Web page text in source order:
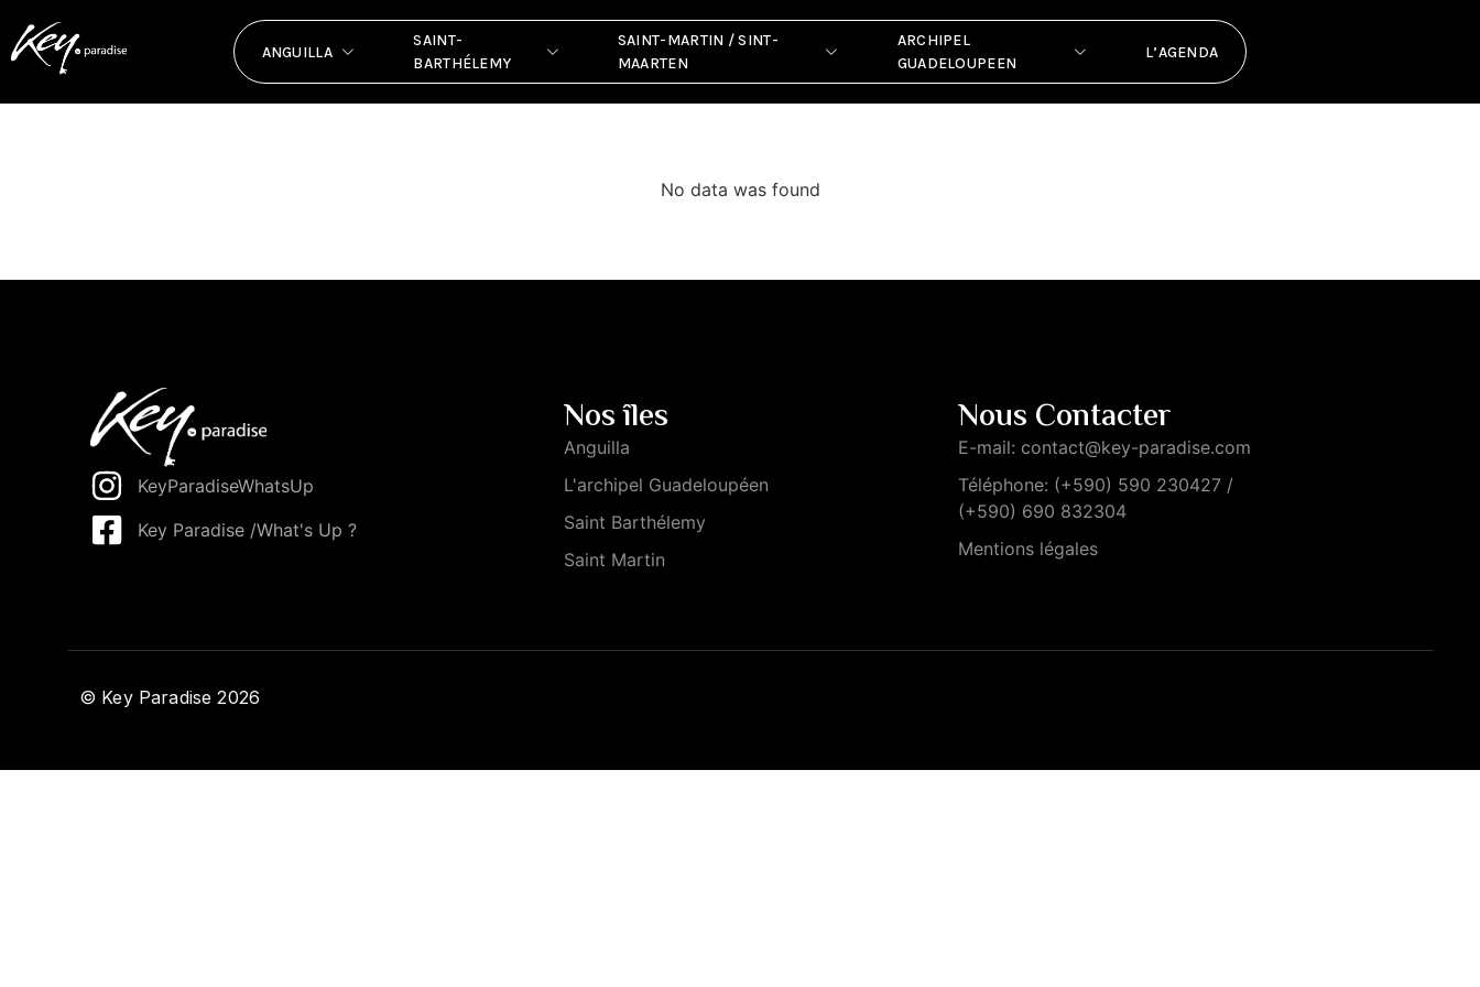
ANGUILLA
SAINT-
BARTHÉLEMY
SAINT-MARTIN / SINT-
MAARTEN
ARCHIPEL
GUADELOUPEEN
L’AGENDA
test page
No data was found
KeyParadiseWhatsUp
Key Paradise /What's Up ?
Nos îles
Anguilla
L'archipel Guadeloupéen
Saint Barthélemy
Saint Martin
Nous Contacter
E-mail: contact@key-paradise.com
Téléphone: (+590) 590 230427 /
(+590) 690 832304
Mentions légales
© Key Paradise 2026